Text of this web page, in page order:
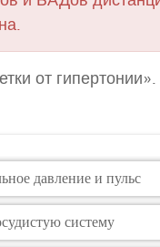
от гипертонии».
давление и пульс
систему